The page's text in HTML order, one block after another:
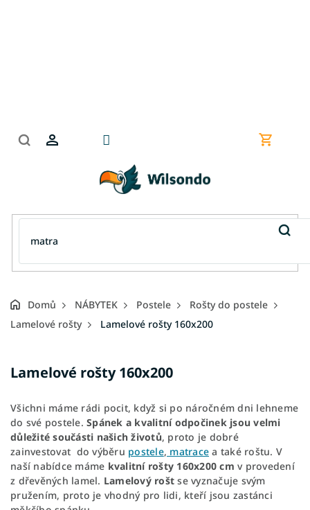
Nákupní
Domů NÁBYTEK Postele
Rošty do postele
Lamelové rošty
Lamelové rošty 160x200
Lamelové rošty 160x200
Všichni máme rádi pocit, když si po náročném dni lehneme
do své postele. Spánek a kvalitní odpočinek jsou velmi
důležité součásti našich životů, proto je dobré
zainvestovat do výběru postele, matrace a také roštu. V
naší nabídce máme kvalitní rošty 160x200 cm v provedení
z dřevěných lamel. Lamelový rošt se vyznačuje svým
pružením, proto je vhodný pro lidi, kteří jsou zastánci